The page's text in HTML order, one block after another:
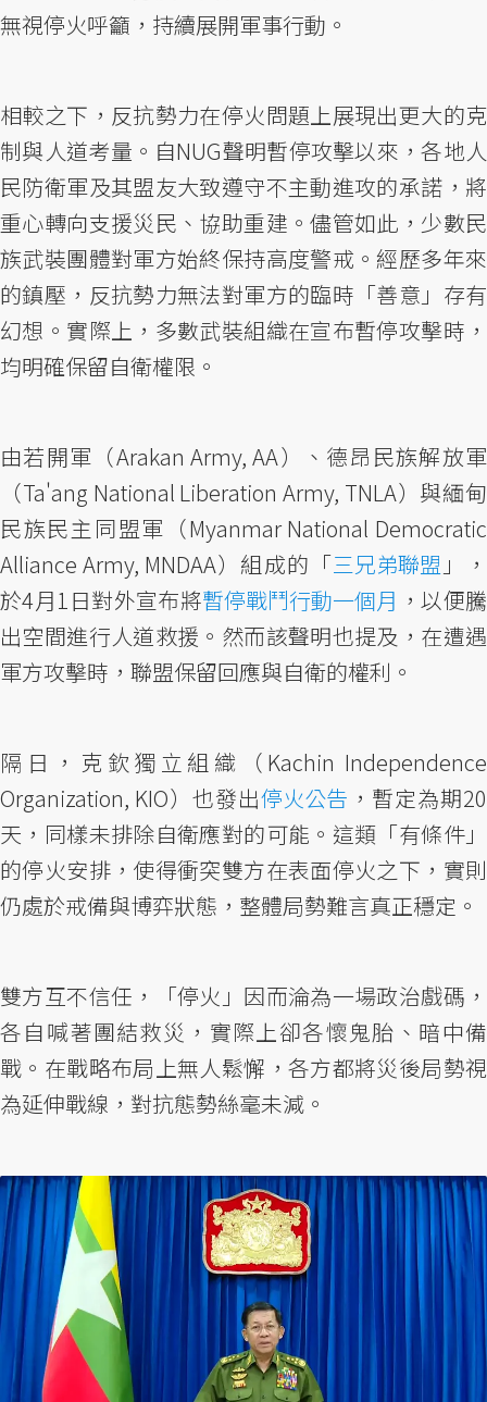
無視停火呼籲，持續展開軍事行動。
相較之下，反抗勢力在停火問題上展現出更大的克
制與人道考量。自NUG聲明暫停攻擊以來，各地人
民防衛軍及其盟友大致遵守不主動進攻的承諾，將
重心轉向支援災民、協助重建。儘管如此，少數民
族武裝團體對軍方始終保持高度警戒。經歷多年來
的鎮壓，反抗勢力無法對軍方的臨時「善意」存有
幻想。實際上，多數武裝組織在宣布暫停攻擊時，
均明確保留自衛權限。
由若開軍（Arakan Army, AA）、德昂民族解放軍
（Ta'ang National Liberation Army, TNLA）與緬甸
民族民主同盟軍（Myanmar National Democratic
Alliance Army, MNDAA）組成的「三兄弟聯盟 」，
於4月1日對外宣布將暫停戰鬥行動一個月 ，以便騰
出空間進行人道救援。然而該聲明也提及，在遭遇
軍方攻擊時，聯盟保留回應與自衛的權利。
隔日，克欽獨立組織（Kachin Independence
Organization, KIO）也發出停火公告 ，暫定為期20
天，同樣未排除自衛應對的可能。這類「有條件」
的停火安排，使得衝突雙方在表面停火之下，實則
仍處於戒備與博弈狀態，整體局勢難言真正穩定。
雙方互不信任，「停火」因而淪為一場政治戲碼，
各自喊著團結救災，實際上卻各懷鬼胎、暗中備
戰。在戰略布局上無人鬆懈，各方都將災後局勢視
為延伸戰線，對抗態勢絲毫未減。